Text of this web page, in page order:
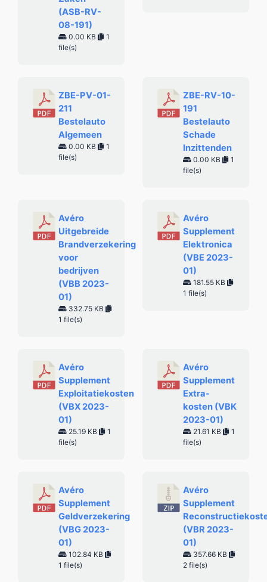
(ASB-RV-
08-191)
0.00 KB
1
file(s)
ZBE-PV-01-
211
Bestelauto
Algemeen
0.00 KB
1
file(s)
ZBE-RV-10-
191
Bestelauto
Schade
Inzittenden
0.00 KB
1
file(s)
Avéro
Uitgebreide
Brandverzekering
voor
bedrijven
(VBB 2023-
01)
332.75 KB
1 file(s)
Avéro
Supplement
Elektronica
(VBE 2023-
01)
181.55 KB
1 file(s)
Avéro
Supplement
Exploitatiekosten
(VBX 2023-
01)
25.19 KB
1
file(s)
Avéro
Supplement
Extra-
kosten (VBK
2023-01)
21.61 KB
1
file(s)
Avéro
Supplement
Geldverzekering
(VBG 2023-
01)
102.84 KB
1 file(s)
Avéro
Supplement
(VBR 2023-
01)
357.66 KB
2 file(s)